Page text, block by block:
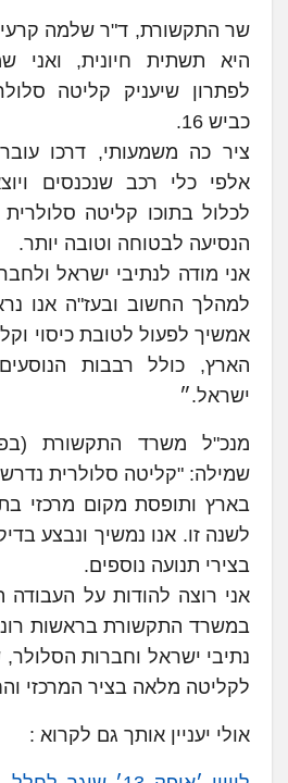
שר התקשורת, ד"ר שלמה
היא תשתית חיונית, ואני
לפתרון שיעניק קליטה
כביש 16.
ציר כה משמעותי, דרכו
אלפי כלי רכב שנכנסים
לכלול בתוכו קליטה
הנסיעה לבטוחה וטובה יותר.
אני מודה לנתיבי ישראל
למהלך החשוב ובעז"ה אנו
אמשיך לפעול לטובת כיסוי
הארץ, כולל רבבות
ישראל.״
מנכ"ל משרד התקשורת
שמילה: "קליטה סלולרית
בארץ ותופסת מקום מרכזי
לשנה זו. אנו נמשיך ונבצע
בצירי תנועה נוספים.
אני רוצה להודות על
במשרד התקשורת בראשות רוני
נתיבי ישראל וחברות
לקליטה מלאה בציר המרכזי
אולי יעניין אותך גם לקרוא :